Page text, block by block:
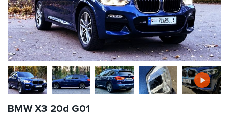
BMW X3 20d G01